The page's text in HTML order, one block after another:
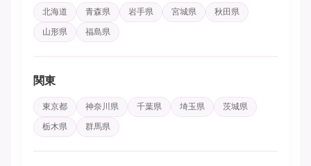
北海道 青森県 岩手県 宮城県
秋田県
山形県
福島県
関東
東京都 神奈川県 千葉県 埼玉県
茨城県
栃木県
群馬県